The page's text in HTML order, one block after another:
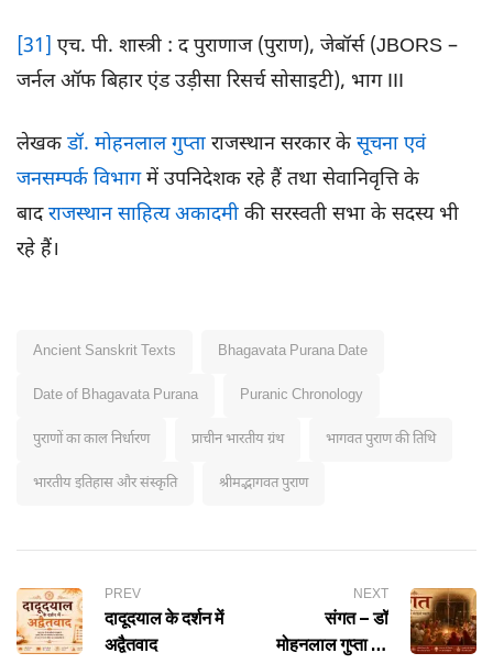
[31]
एच. पी. शास्त्री : द पुराणाज (पुराण), जेबॉर्स (JBORS –
जर्नल ऑफ बिहार एंड उड़ीसा रिसर्च सोसाइटी), भाग III
लेखक डॉ. मोहनलाल गुप्ता राजस्थान सरकार के सूचना एवं
जनसम्पर्क विभागमें उपनिदेशक रहे हैं तथा सेवानिवृत्ति के
बादराजस्थान साहित्य अकादमी की सरस्वती सभा के सदस्य भी
रहे हैं।
Ancient Sanskrit Texts Bhagavata Purana Date
Date of Bhagavata Purana Puranic Chronology
पुराणों का काल निर्धारण प्राचीन भारतीय ग्रंथ भागवत पुराण की तिथि
भारतीय इतिहास और संस्कृति श्रीमद्भागवत पुराण
PREV
दादूदयाल के दर्शन में
अद्वैतवाद
NEXT
संगत – डॉ
मोहनलाल गुप्ता की